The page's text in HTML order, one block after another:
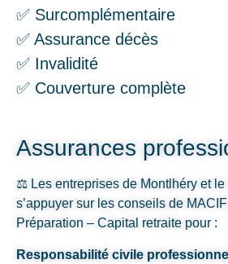
✅ Surcomplémentaire
✅ Assurance décès
✅ Invalidité
✅ Couverture complète
Assurances
⚖️ Les entreprises de Montlhéry et le
s’appuyer sur les conseils de
Préparation – Capital retraite pour :
Responsabilité civile